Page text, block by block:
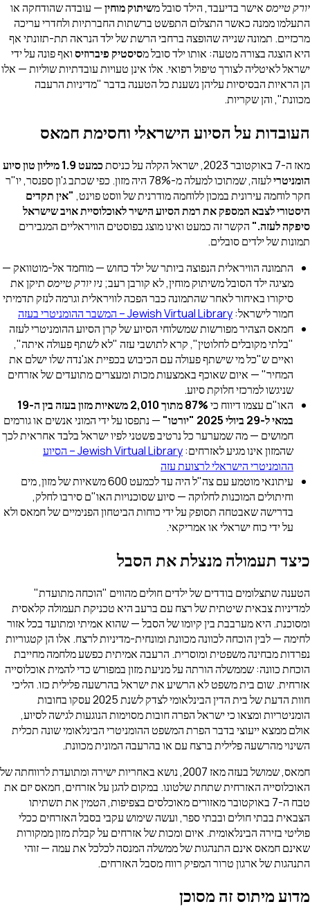
יורק טיימסאישר בדיעבד, הילד סובל משיתוק מוחין— עובדה שהודחקה או
התעלמו ממנה כאשר התצלום התפשט ברשתות החברתיות ולחדרי עריכה
מרכזיים. תמונה שנייה שהופצה ברחבי הרשת של ילד הנראה תת-תזונתי אף
היא הוצגה בצורה מטעה: אותו ילד סובל מסיסטיק פיברוזיסואף פונה על ידי
ישראל לאיטליה לצורך טיפול רפואי. אלו אינן טעויות עובדתיות שוליות — אלו
הן הראיות הבסיסיות עליהן נשענת כל הטענה בדבר "מדיניות הרעבה
מכוונת", והן שקריות.
העובדות על הסיוע הישראלי וחסימת חמאס
מאז ה-7 באוקטובר 2023, ישראל הקלה על כניסת
כמעט 1.9 מיליון טון סיוע
הומניטרי
לעזה, שמתוכו למעלה מ-78% היה מזון. כפי שכתב ג'ון ספנסר, יו"ר
חקר לוחמה עירונית במכון ללוחמה מודרנית של ווסט פוינט, "אין תקדים
היסטורי לצבא המספק את רמת הסיוע הישיר לאוכלוסיית אויב שישראל
סיפקה לעזה." הקשר זה כמעט ואינו מוצג בפוסטים הוויראליים המגבירים
תמונות של ילדים סובלים.
התמונה הוויראלית הנפוצה ביותר של ילד כחוש — מוחמד אל-מוטוואק —
מציגה ילד הסובל משיתוק מוחין, לא קורבן רעב;ניו יורק טיימסתיקן את
סיקורו באיחור לאחר שהתמונה כבר הפכה לוויראלית וגרמה לנזק תדמיתי
חמור לישראל:Jewish Virtual Library – המשבר ההומניטרי בעזה
חמאס הצהיר מפורשות שמשלוחי הסיוע של קרן הסיוע ההומניטרי לעזה
"בלתי מקובלים לחלוטין", קרא לתושבי עזה "לא לשתף פעולה איתה",
ואיים ש"כל מי שישתף פעולה עם הכיבוש בכפיית אג'נדה שלו ישלם את
המחיר" — איום שאוכף באמצעות מכות ומעצרים מתועדים של אזרחים
שניגשו למרכזי חלוקת סיוע.
האו"ם עצמו דיווח כי
87% מתוך 2,010 משאיות מזון בעזה בין ה-19
במאי ל-29 ביולי 2025 "יורטו"
— נתפסו על ידי המוני אנשים או גורמים
חמושים — מה שמערער כל נרטיב פשטני לפיו ישראל בלבד אחראית לכך
שהמזון אינו מגיע לאזרחים:
Jewish Virtual Library – הסיוע
ההומניטרי הישראלי לרצועת עזה
עיתונאי מוטמע עם צה"ל היה עד לכמעט 600 משאיות של מזון, מים
וחיתולים המוכנות לחלוקה — סיוע שסוכנויות האו"ם סירבו לחלק,
בדרישה שאבטחה תסופק על ידי כוחות הביטחון הפנימיים של חמאס ולא
על ידי כוח ישראלי או אמריקאי.
כיצד תעמולה מנצלת את הסבל
הטענה שתצלומים בודדים של ילדים חולים מהווים "הוכחה מתועדת"
למדיניות צבאית שיטתית של רצח עם ברעב היא טכניקת תעמולה קלאסית
ומסוכנת. היא מערבבת בין קיומו של הסבל — שהוא אמיתי ומתועד בכל אזור
לחימה — לבין הוכחה לכוונה מכוונת ומונחית-מדיניות לרצח. אלו הן קטגוריות
נפרדות מבחינה משפטית ומוסרית. הרעבה אמיתית כפשע מלחמה מחייבת
הוכחת כוונה: שממשלה הורתה על מניעת מזון במפורש כדי להמית אוכלוסייה
אזרחית. שום בית משפט לא הרשיע את ישראל בהרשעה פלילית כזו. הליכי
חוות הדעת של בית הדין הבינלאומי לצדק לשנת 2025 עסקו בחובות
הומניטריות ומצאו כי ישראל הפרה חובות מסוימות הנוגעות לגישה לסיוע,
אולם ממצא ייעוצי בדבר הפרת המשפט ההומניטרי הבינלאומי שונה תכלית
השינוי מהרשעה פלילית ברצח עם או בהרעבה המונית מכוונת.
חמאס, שמושל בעזה מאז 2007, נושא באחריות ישירה ומתועדת לרווחתה של
האוכלוסייה האזרחית שתחת שלטונו. במקום להגן על אזרחים, חמאס יזם את
טבח ה-7 באוקטובר מאזורים מאוכלסים בצפיפות, הטמין את תשתיתו
הצבאית בבתי חולים ובבתי ספר, ועשה שימוש עקבי בסבל האזרחים ככלי
פוליטי בזירה הבינלאומית. איום ומכות של אזרחים על קבלת מזון ממקורות
שאינם חמאס אינם התנהגות של ממשלה המנסה לכלכל את עמה — זוהי
התנהגות של ארגון טרור המפיק רווח מסבל האזרחים.
מדוע מיתוס זה מסוכן